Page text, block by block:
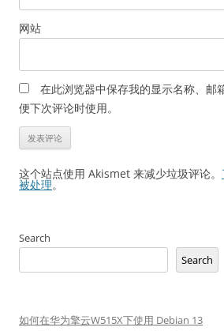
网站
在此浏览器中保存我的显示名称、邮
便下次评论时使用。
这个站点使用 Akismet 来减少垃圾评论。
被处理。
Search
Search
如何在华为擎云W515X下使用 Debian 13